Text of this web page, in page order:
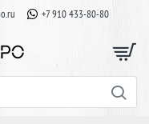
+7 910 433-80-80